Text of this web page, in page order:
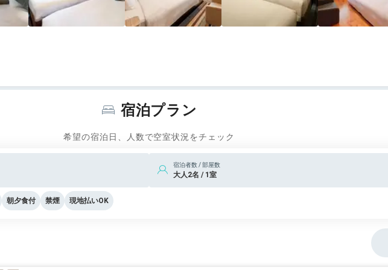
宿泊プラン
希望の宿泊日、人数で空室状況をチェック
宿泊者数 / 部屋数
大人2名 / 1室
朝夕食付 禁煙 現地払いOK